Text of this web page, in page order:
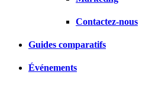
Contactez-nous
Guides comparatifs
Événements